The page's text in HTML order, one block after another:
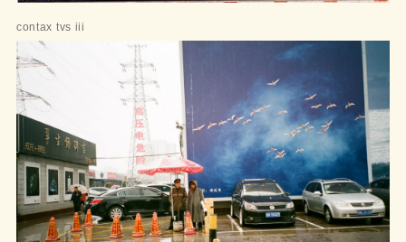
contax tvs iii